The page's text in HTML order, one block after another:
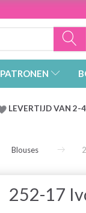
PATRONEN
LEVERTIJD VAN 2-
Blouses
252-17